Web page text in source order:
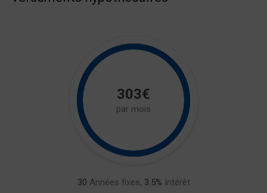
303€
par mois
30 Années fixes, 3.5% Intérêt